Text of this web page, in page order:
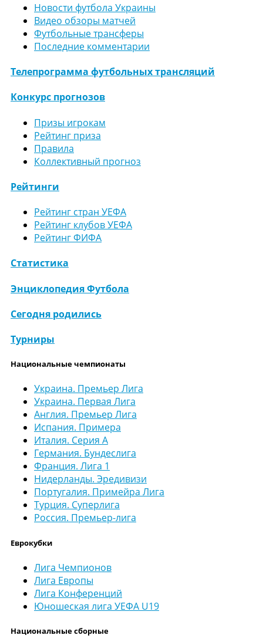
Новости футбола Украины
Видео обзоры матчей
Футбольные трансферы
Последние комментарии
Телепрограмма футбольных трансляций
Конкурс прогнозов
Призы игрокам
Рейтинг приза
Правила
Коллективный прогноз
Рейтинги
Рейтинг стран УЕФА
Рейтинг клубов УЕФА
Рейтинг ФИФА
Статистика
Энциклопедия Футбола
Сегодня родились
Турниры
Национальные чемпионаты
Украина. Премьер Лига
Украина. Первая Лига
Англия. Премьер Лига
Испания. Примера
Италия. Серия А
Германия. Бундеслига
Франция. Лига 1
Нидерланды. Эредивизи
Португалия. Примейра Лига
Турция. Суперлига
Россия. Премьер-лига
Еврокубки
Лига Чемпионов
Лига Европы
Лига Конференций
Юношеская лига УЕФА U19
Национальные сборные